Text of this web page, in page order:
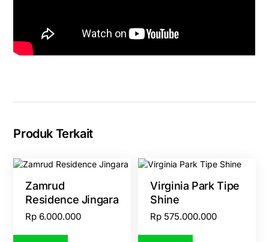
Produk Terkait
Zamrud
Residence Jingara
Rp 6.000.000
Virginia Park Tipe
Shine
Rp 575.000.000